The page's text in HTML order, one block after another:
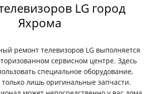
LG город
Яхрома
ремонт телевизоров LG выполняется
сервисном центре. Здесь
специальное оборудование,
лишь оригинальные запчасти.